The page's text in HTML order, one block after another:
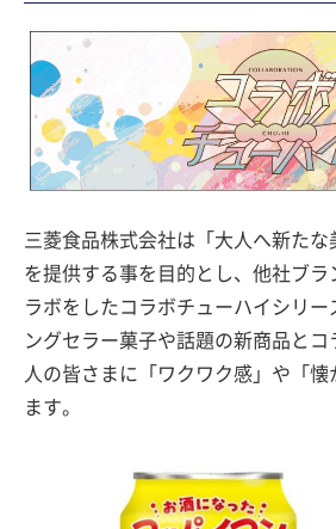
三菱食品株式会社は「大人へ新たな
を提供する事を目的とし、他社ブラ
ラボをしたコラボチューハイシリー
ングセラー菓子や話題の新商品と
人の皆さまに「ワクワク感」や「懐
ます。